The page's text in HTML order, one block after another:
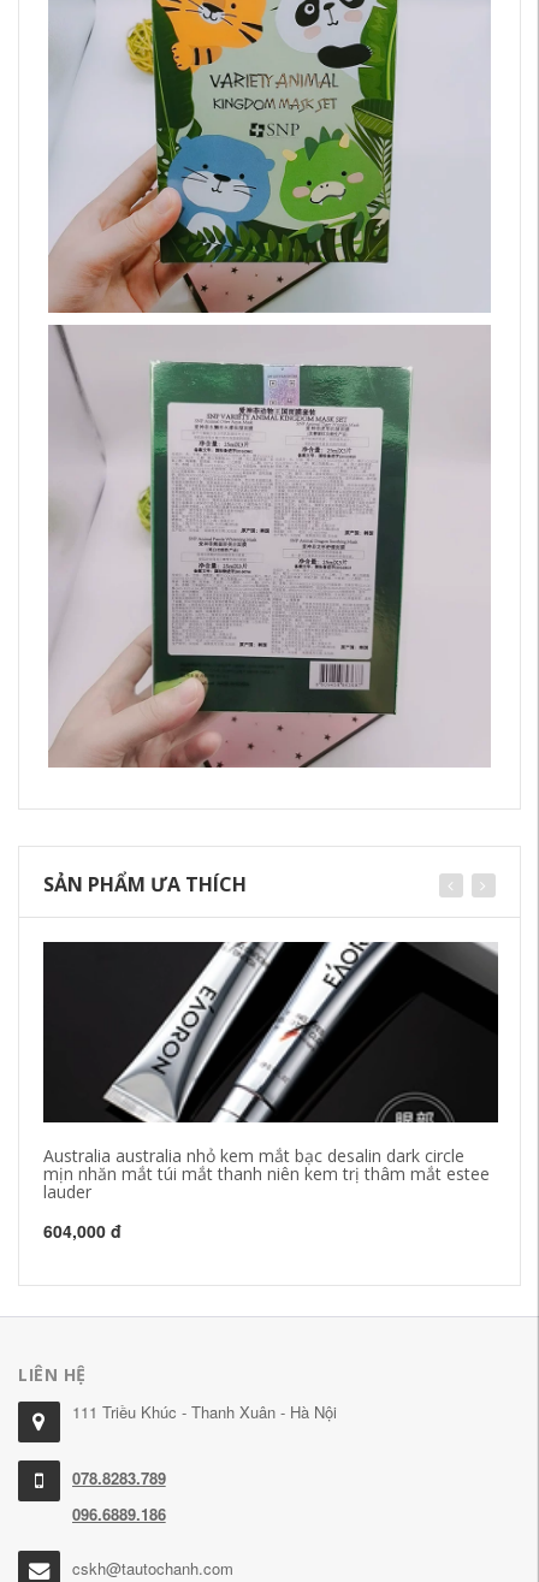
SẢN PHẨM ƯA THÍCH
Australia australia nhỏ kem mắt bạc desalin dark circle
mịn nhăn mắt túi mắt thanh niên kem trị thâm mắt estee
lauder
604,000 đ
LIÊN HỆ
111 Triều Khúc - Thanh Xuân - Hà Nội
078.8283.789
096.6889.186
cskh@tautochanh.com